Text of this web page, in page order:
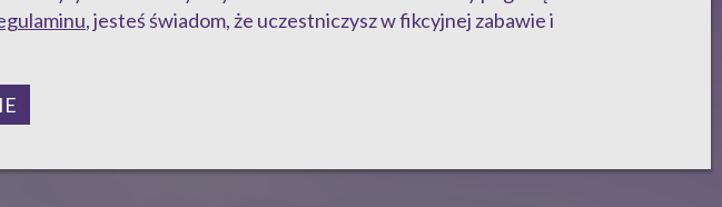
, jesteś świadom, że uczestniczysz w fikcyjnej zabawie i